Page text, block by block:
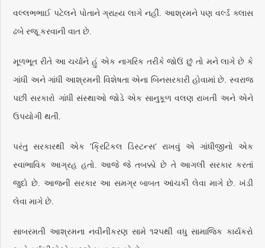
વલ્લભભાઈ પટેલને પોતાને ગ્રાહ્ય લાગે નહીં. આશ્રમને પણ વર્લ્ડ ક્લાસ
ઢબે રજૂ કરવાની વાત છે.
મૂળભૂત રીતે આ ચર્ચાને હું એક નાગરિક તરીકે જોઉં છું તો મને લાગે છે કે
ગાંધી અને ગાંધી આશ્રમની વિશેષતા એના બિનસરકારી હોવામાં છે. સ્વરાજ
પછી સરકારો ગાંધી સંસ્થાઓ જોડે એક સાનુકૂળ વલણ રાખતી અને એને
ઉપયોગી થતી.
પરંતુ સરકારથી એક 'ક્રિટિકલ ડિસ્ટન્સ' રાખવું એ ગાંધીજીનો એક
સ્વાભાવિક આગ્રહ હતો. આજે જે તબક્કો છે તે આગલી સરકાર કરતાં
જુદો છે. આજની સરકાર આ સમગ્ર બાબત આંચકી લેવા માગે છે. ખંડી
લેવા માગે છે.
સાબરમતી આશ્રમના નવીનીકરણ સામે ૧૨૫થી વધુ સામાજિક કાર્યકરો